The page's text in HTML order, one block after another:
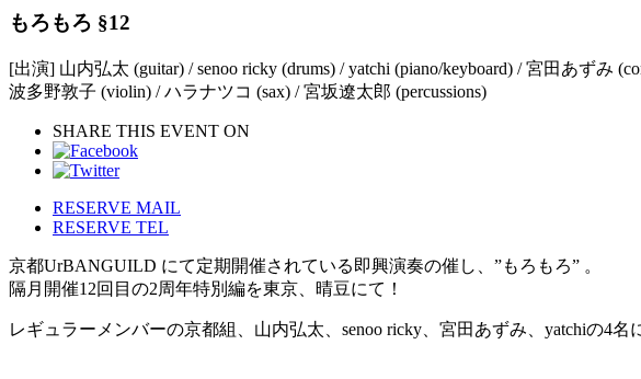
もろもろ §12
[出演] 山内弘太 (guitar) / senoo ricky (drums) / yatchi (piano/keyboard) / 宮田あずみ
波多野敦子 (violin) / ハラナツコ (sax) / 宮坂遼太郎 (percussions)
SHARE THIS EVENT ON
RESERVE MAIL
RESERVE TEL
京都UrBANGUILD にて定期開催されている即興演奏の催し、”もろもろ” 。
隔月開催12回目の2周年特別編を東京、晴豆にて！
レギュラーメンバーの京都組、山内弘太、senoo ricky、宮田あずみ、yatchiの4